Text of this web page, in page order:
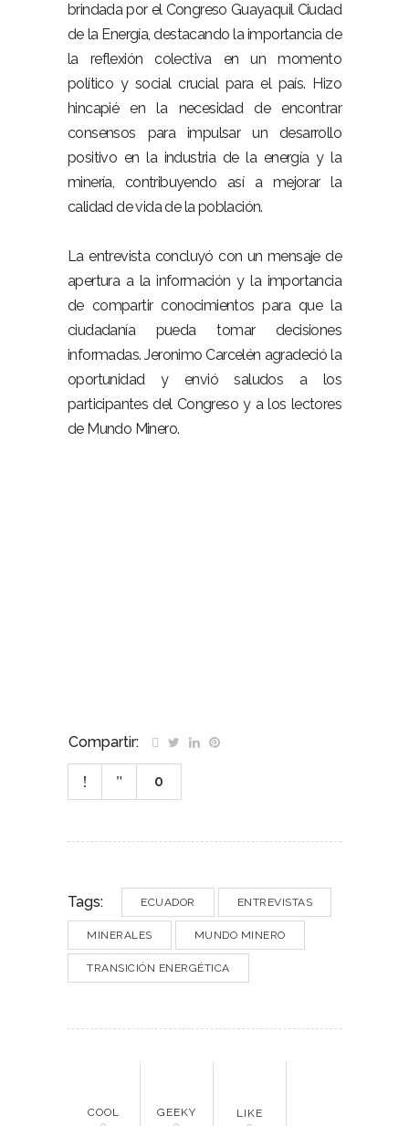
brindada por el Congreso Guayaquil Ciudad
de la Energía, destacando la importancia de
la reflexión colectiva en un momento
político y social crucial para el país. Hizo
hincapié en la necesidad de encontrar
consensos para impulsar un desarrollo
positivo en la industria de la energía y la
minería, contribuyendo así a mejorar la
calidad de vida de la población.
La entrevista concluyó con un mensaje de
apertura a la información y la importancia
de compartir conocimientos para que la
ciudadanía pueda tomar decisiones
informadas. Jeronimo Carcelén agradeció la
oportunidad y envió saludos a los
participantes del Congreso y a los lectores
de Mundo Minero.
Compartir:
0
Tags: ECUADOR ENTREVISTAS
MINERALES MUNDO MINERO
TRANSICIÓN ENERGÉTICA
COOL
GEEKY
LIKE